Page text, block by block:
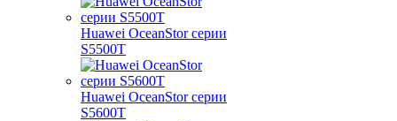
Huawei OceanStor серии
S5500T
Huawei OceanStor серии
S5600T